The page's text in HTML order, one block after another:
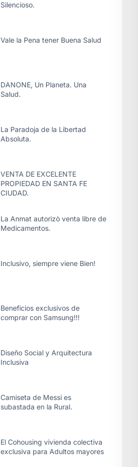
Silencioso.
Vale la Pena tener Buena Salud
DANONE, Un Planeta. Una
Salud.
La Paradoja de la Libertad
Absoluta.
VENTA DE EXCELENTE
PROPIEDAD EN SANTA FE
CIUDAD.
La Anmat autorizò venta libre de
Medicamentos.
Inclusivo, siempre viene Bien!
Beneficios exclusivos de
comprar con Samsung!!!
Diseño Social y Arquitectura
Inclusiva
Camiseta de Messi es
subastada en la Rural.
El Cohousing vivienda colectiva
exclusiva para Adultos mayores